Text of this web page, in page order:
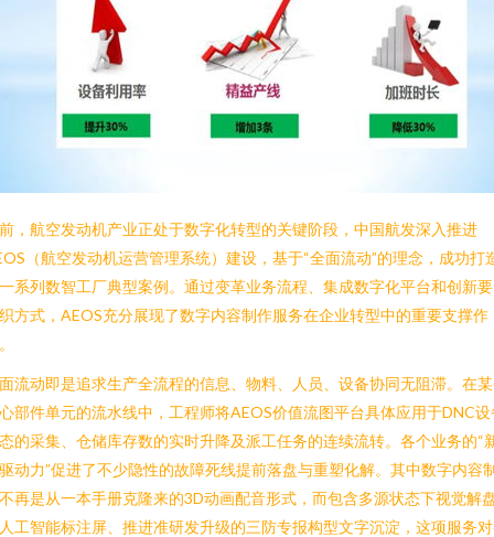
，航空发动机产业正处于数字化转型的关键阶段，中国航发深入推进
（航空发动机运营管理系统）建设，基于“全面流动”的理念，成功打
系列数智工厂典型案例。通过变革业务流程、集成数字化平台和创新
方式，AEOS充分展现了数字内容制作服务在企业转型中的重要支撑作
流动即是追求生产全流程的信息、物料、人员、设备协同无阻滞。在
部件单元的流水线中，工程师将AEOS价值流图平台具体应用于DNC设
的采集、仓储库存数的实时升降及派工任务的连续流转。各个业务的“
动力”促进了不少隐性的故障死线提前落盘与重塑化解。其中数字内容
再是从一本手册克隆来的3D动画配音形式，而包含多源状态下视觉解
工智能标注屏、推进准研发升级的三防专报构型文字沉淀，这项服务